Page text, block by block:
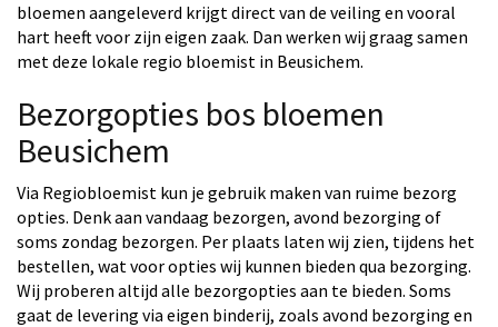
bloemen aangeleverd krijgt direct van de veiling en vooral
hart heeft voor zijn eigen zaak. Dan werken wij graag samen
met deze lokale regio bloemist in Beusichem.
Bezorgopties bos bloemen
Beusichem
Via Regiobloemist kun je gebruik maken van ruime bezorg
opties. Denk aan vandaag bezorgen, avond bezorging of
soms zondag bezorgen. Per plaats laten wij zien, tijdens het
bestellen, wat voor opties wij kunnen bieden qua bezorging.
Wij proberen altijd alle bezorgopties aan te bieden. Soms
gaat de levering via eigen binderij, zoals avond bezorging en